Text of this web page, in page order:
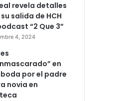
revela detalles
salida de HCH
“2 Que 3”
4, 2024
en
por el padre
novia en